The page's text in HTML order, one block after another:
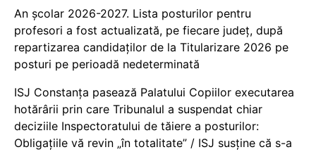
An școlar 2026-2027. Lista posturilor pentru
profesori a fost actualizată, pe fiecare județ, după
repartizarea candidaților de la Titularizare 2026 pe
posturi pe perioadă nedeterminată
ISJ Constanța pasează Palatului Copiilor executarea
hotărârii prin care Tribunalul a suspendat chiar
deciziile Inspectoratului de tăiere a posturilor:
Obligațiile vă revin „în totalitate” / ISJ susține că s-a